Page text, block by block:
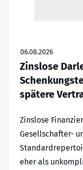
06.08.2026
Zinslose
spätere
Zinslose
Gesellschafter-
eher als